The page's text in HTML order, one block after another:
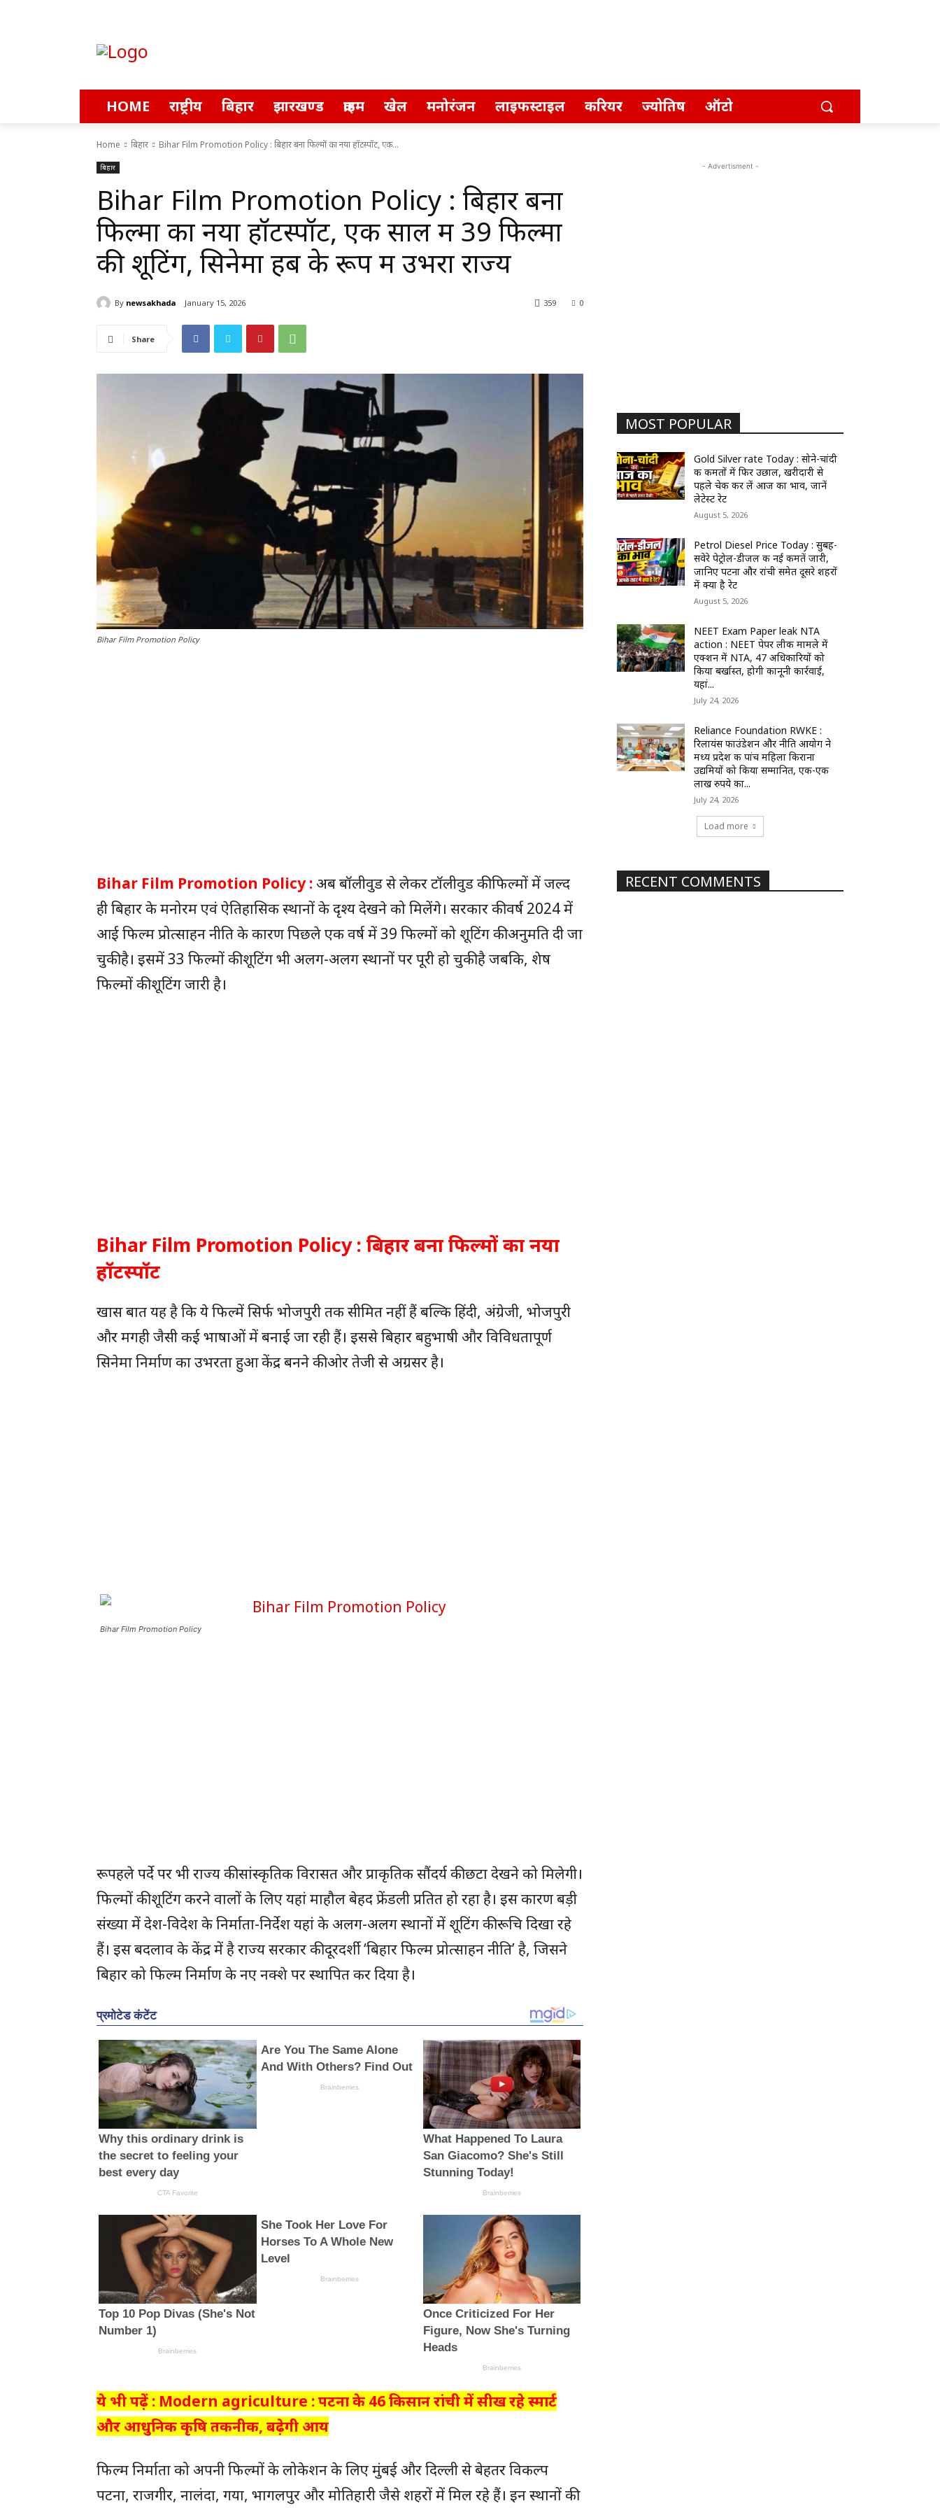
HOME राष्ट्रीय बिहार झारखण्ड क्राइम खेल मनोरंजन लाइफस्टाइल करियर ज्योतिष ऑटो
Home बिहार Bihar Film Promotion Policy : बिहार बना फिल्मों का नया हॉटस्पॉट, एक...
बिहार
Bihar Film Promotion Policy : बिहार बना
फिल्मों का नया हॉटस्पॉट, एक साल में 39 फिल्मों
की शूटिंग, सिनेमा हब के रूप में उभरा राज्य
By newsakhada January 15, 2026 0
359
Share
Bihar Film Promotion Policy
Bihar Film Promotion Policy : अब बॉलीवुड से लेकर टॉलीवुड की फिल्मों में जल्द
ही बिहार के मनोरम एवं ऐतिहासिक स्थानों के दृश्य देखने को मिलेंगे। सरकार की वर्ष 2024 में
आई फिल्म प्रोत्साहन नीति के कारण पिछले एक वर्ष में 39 फिल्मों को शूटिंग की अनुमति दी जा
चुकी है। इसमें 33 फिल्मों की शूटिंग भी अलग-अलग स्थानों पर पूरी हो चुकी है जबकि, शेष
फिल्मों की शूटिंग जारी है।
Bihar Film Promotion Policy : बिहार बना फिल्मों का नया
हॉटस्पॉट
खास बात यह है कि ये फिल्में सिर्फ भोजपुरी तक सीमित नहीं हैं बल्कि हिंदी, अंग्रेजी, भोजपुरी
और मगही जैसी कई भाषाओं में बनाई जा रही हैं। इससे बिहार बहुभाषी और विविधतापूर्ण
सिनेमा निर्माण का उभरता हुआ केंद्र बनने की ओर तेजी से अग्रसर है।
Bihar Film Promotion Policy
रूपहले पर्दे पर भी राज्य की सांस्कृतिक विरासत और प्राकृतिक सौंदर्य की छटा देखने को मिलेगी।
फिल्मों की शूटिंग करने वालों के लिए यहां माहौल बेहद फ्रेंडली प्रतित हो रहा है। इस कारण बड़ी
संख्या में देश-विदेश के निर्माता-निर्देश यहां के अलग-अलग स्थानों में शूटिंग की रूचि दिखा रहे
हैं। इस बदलाव के केंद्र में है राज्य सरकार की दूरदर्शी ‘बिहार फिल्म प्रोत्साहन नीति’ है, जिसने
बिहार को फिल्म निर्माण के नए नक्शे पर स्थापित कर दिया है।
ये भी पढ़ें : Modern agriculture : पटना के 46 किसान रांची में सीख रहे स्मार्ट
और आधुनिक कृषि तकनीक, बढ़ेगी आय
फिल्म निर्माता को अपनी फिल्मों के लोकेशन के लिए मुंबई और दिल्ली से बेहतर विकल्प
पटना, राजगीर, नालंदा, गया, भागलपुर और मोतिहारी जैसे शहरों में मिल रहे हैं। इन स्थानों की
- Advertisment -
MOST POPULAR
Gold Silver rate Today : सोने-चांदी
की कीमतों में फिर उछाल, खरीदारी से
पहले चेक कर लें आज का भाव, जानें
लेटेस्ट रेट
August 5, 2026
Petrol Diesel Price Today : सुबह-
सवेरे पेट्रोल-डीजल की नई कीमतें जारी,
जानिए पटना और रांची समेत दूसरे शहरों
में क्या है रेट
August 5, 2026
NEET Exam Paper leak NTA
action : NEET पेपर लीक मामले में
एक्शन में NTA, 47 अधिकारियों को
किया बर्खास्त, होगी कानूनी कार्रवाई,
यहां...
July 24, 2026
Reliance Foundation RWKE :
रिलायंस फाउंडेशन और नीति आयोग ने
मध्य प्रदेश की पांच महिला किराना
उद्यमियों को किया सम्मानित, एक-एक
लाख रुपये का...
July 24, 2026
Load more
RECENT COMMENTS